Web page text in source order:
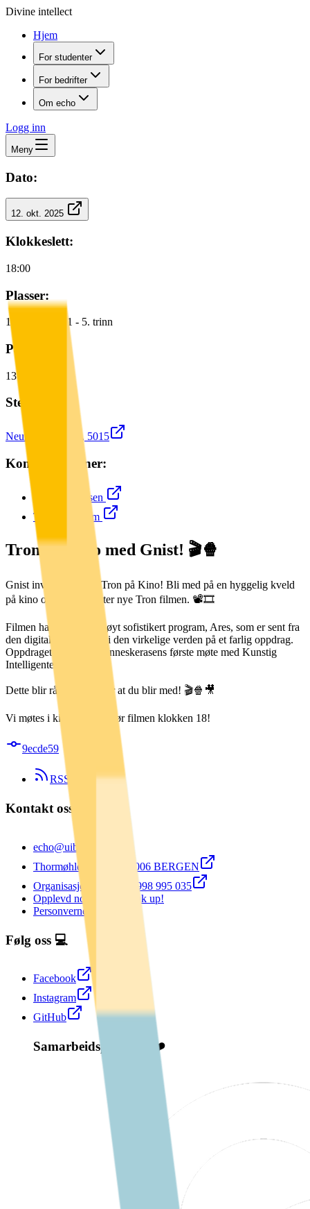
Divine intellect
Hjem
For studenter
For bedrifter
Om echo
Logg inn
Meny
Dato:
12. okt. 2025
Klokkeslett:
18:00
Plasser:
18 1 - 5. trinn
Påmeldte:
13/
Sted:
Neumanns gate 3, 5015
Kontaktpersoner:
Niklas Faraasen
Tony Bao Lam
Tron på Kino med Gnist! 🎬🍿
Gnist inviterer til å se Tron på Kino! Bli med på en hyggelig kveld
på kino og se den splitter nye Tron filmen. 📽️🎞️
Filmen handler om et høyt sofistikert program, Ares, som er sent fra
den digitale verden inn i den virkelige verden på et farlig oppdrag.
Oppdraget markerer menneskerasens første møte med Kunstig
Intelligente vesener.
Dette blir råbra, og håper at du blir med! 🎬🍿🎥
Vi møtes i kino-kiosken før filmen klokken 18!
9ecde59
RSS Feed
Kontakt oss ☎️
echo@uib.no
Thormøhlens gate 55 5006 BERGEN
Organisasjonsnummer: 998 995 035
Opplevd noe kjipt? Speak up!
Personvernerklæring
Følg oss 💻
Facebook
Instagram
GitHub
Samarbeidspartnere ❤️